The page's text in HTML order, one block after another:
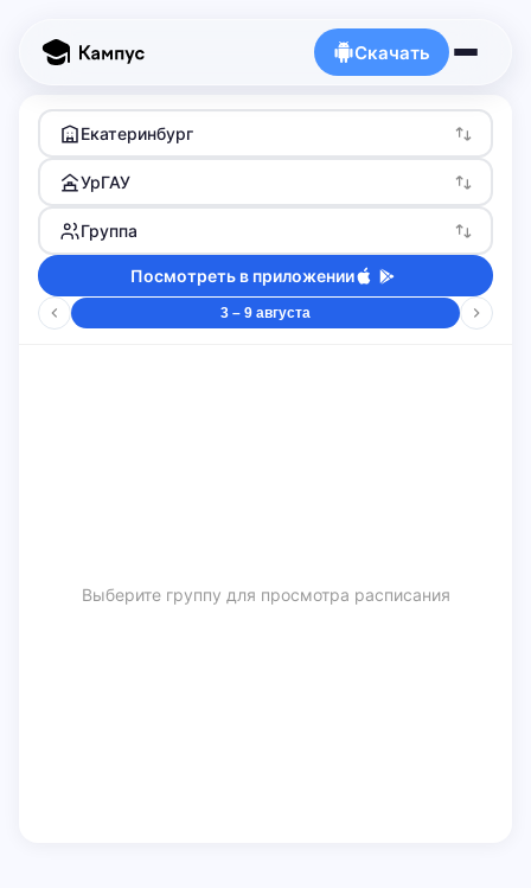
Скачать
Екатеринбург
УрГАУ
Группа
Посмотреть в приложении
3 – 9 августа
Выберите группу для просмотра расписания